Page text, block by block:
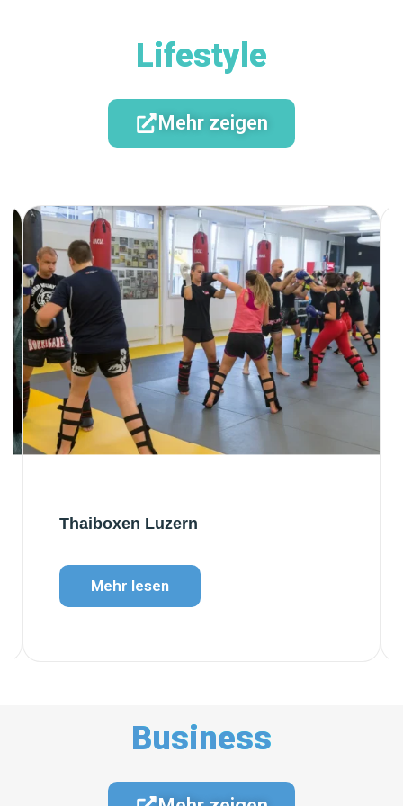
Lifestyle
Mehr zeigen
Thaiboxen Luzern
Mehr lesen
Business